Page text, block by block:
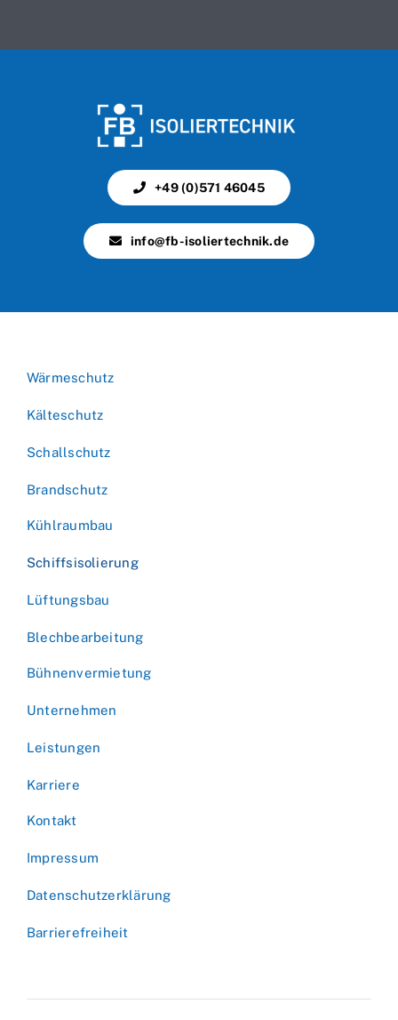
+49 (0)571 46045
info@fb-isoliertechnik.de
Wärmeschutz
Kälteschutz
Schallschutz
Brandschutz
Kühlraumbau
Schiffsisolierung
Lüftungsbau
Blechbearbeitung
Bühnenvermietung
Unternehmen
Leistungen
Karriere
Kontakt
Impressum
Datenschutzerklärung
Barrierefreiheit